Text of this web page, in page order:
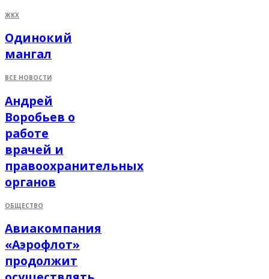
ЖКХ
Одинокий
мангал
ВСЕ НОВОСТИ
Андрей
Воробьев о
работе
врачей и
правоохранительных
органов
ОБЩЕСТВО
Авиакомпания
«Аэрофлот»
продолжит